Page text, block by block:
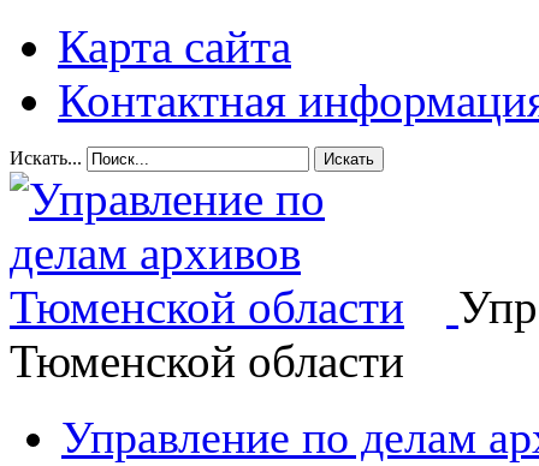
Карта сайта
Контактная
Искать... Искать
Тюменской области
Управление по делам